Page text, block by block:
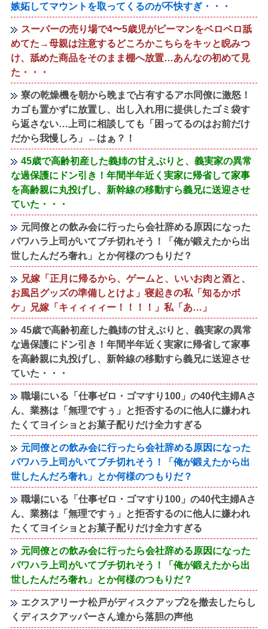
嫉妬してマウントを取ってくるのが不快すぎ・・・
スーパーの売り場で4〜5歳児がピーマンをベロベロ舐
めてた→母親は注意するどころかこちらをキッと睨みつ
け、舐めた商品をそのまま棚へ放置…あんなの初めて見
た・・・
寮の乾燥機を朝から晩まで占有するアホ同僚に激怒！
カゴも置かずに放置し、出し入れ用に提供したゴミ袋す
ら返さない…上司に相談しても「困ってるのはお前だけ
だから我慢しろ」←はぁ？！
45歳で高齢初産した義姉の甘えぶりと、義実家の異常
な過保護にドン引き！年間半年近く実家に帰省して家事
を高齢親に丸投げし、新幹線の移動すら義兄に送迎させ
ていた・・・
元同僚との飲み会に行ったら会社辞める原因になった
パワハラ上司がいてブチ切れそう！「俺が鍛えたから出
世したんだろ奢れ」とか何様のつもりだ？
兄嫁「正月に帰るから、ゲームと、いいお肉と酒と、
お風呂グッズの準備しとけよ」寝起きの私「知るかボ
ケ」兄嫁「キィィィィー！！！！」私「あ…」
45歳で高齢初産した義姉の甘えぶりと、義実家の異常
な過保護にドン引き！年間半年近く実家に帰省して家事
を高齢親に丸投げし、新幹線の移動すら義兄に送迎させ
ていた・・・
職場にいる「仕事ゼロ・ゴマすり100」の40代主婦Aさ
ん、業務は「無理ですぅ」と拒否するのに他人に嫌われ
たくてヨイショとお菓子配りだけ全力すぎる
元同僚との飲み会に行ったら会社辞める原因になった
パワハラ上司がいてブチ切れそう！「俺が鍛えたから出
世したんだろ奢れ」とか何様のつもりだ？
職場にいる「仕事ゼロ・ゴマすり100」の40代主婦Aさ
ん、業務は「無理ですぅ」と拒否するのに他人に嫌われ
たくてヨイショとお菓子配りだけ全力すぎる
元同僚との飲み会に行ったら会社辞める原因になった
パワハラ上司がいてブチ切れそう！「俺が鍛えたから出
世したんだろ奢れ」とか何様のつもりだ？
エクスアリーナ松戸がディスクアップ2を撤去したらし
くディスクアッパーさん達から落胆の声他